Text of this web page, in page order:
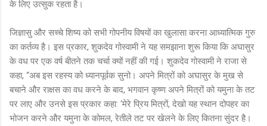
के लिए उत्सुक रहता है।
जिज्ञासु और सच्चे शिष्य को सभी गोपनीय विषयों का खुलासा करना आध्यात्मिक गुरु
का कर्तव्य है। इस प्रकार, शुकदेव गोस्वामी ने यह समझाना शुरू किया कि अघासुर
के वध पर एक वर्ष बीतने तक चर्चा क्यों नहीं की गई। शुकदेव गोस्वामी ने राजा से
कहा, “अब इस रहस्य को ध्यानपूर्वक सुनो। अपने मित्रों को अघासुर के मुख से
बचाने और राक्षस का वध करने के बाद, भगवान कृष्ण अपने मित्रों को यमुना के तट
पर लाए और उनसे इस प्रकार कहा: ‘मेरे प्रिय मित्रों, देखो यह स्थान दोपहर का
भोजन करने और यमुना के कोमल, रेतीले तट पर खेलने के लिए कितना सुंदर है।